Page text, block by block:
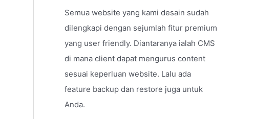
Semua website yang kami desain sudah
dilengkapi dengan sejumlah fitur premium
yang user friendly. Diantaranya ialah CMS
di mana client dapat mengurus content
sesuai keperluan website. Lalu ada
feature backup dan restore juga untuk
Anda.